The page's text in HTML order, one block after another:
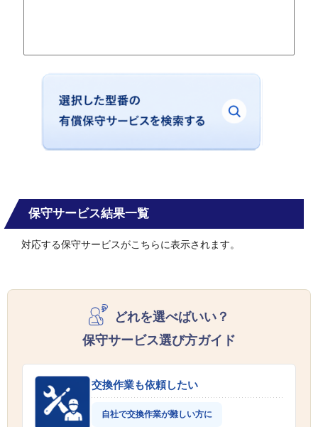
保守サービス結果一覧
対応する保守サービスがこちらに表示されます。
どれを選べばいい？
保守サービス選び方ガイド
交換作業も依頼したい
自社で交換作業が難しい方に